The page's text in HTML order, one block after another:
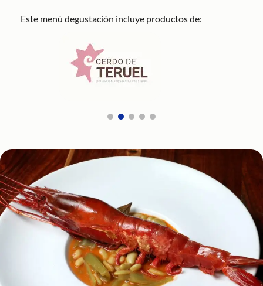
Este menú degustación incluye productos de: